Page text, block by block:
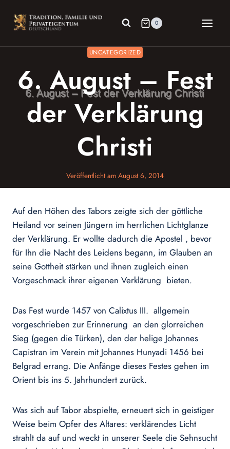
Inhalt
springen
0
UNCATEGORIZED
6. August – Fest
der Verklärung
Christi
Veröffentlicht am August 6, 2014
Auf den Höhen des Tabors zeigte sich der göttliche
Heiland vor seinen Jüngern im herrlichen Lichtglanze
der Verklärung. Er wollte dadurch die Apostel , bevor
für Ihn die Nacht des Leidens begann, im Glauben an
seine Gottheit stärken und ihnen zugleich einen
Vorgeschmack ihrer eigenen Verklärung bieten.
Das Fest wurde 1457 von Calixtus III. allgemein
vorgeschrieben zur Erinnerung an den glorreichen
Sieg (gegen die Türken), den der helige Johannes
Capistran im Verein mit Johannes Hunyadi 1456 bei
Belgrad errang. Die Anfänge dieses Festes gehen im
Orient bis ins 5. Jahrhundert zurück.
Was sich auf Tabor abspielte, erneuert sich in geistiger
Weise beim Opfer des Altares: verklärendes Licht
strahlt da auf und weckt in unserer Seele die Sehnsucht